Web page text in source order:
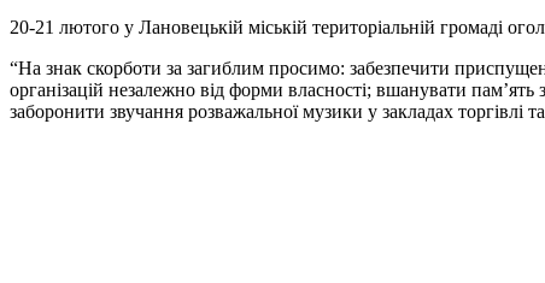
20-21 лютого у Лановецькій міській територіальній громаді
“На знак скорботи за загиблим просимо: забезпечити
організацій незалежно від форми власності; вшанувати
заборонити звучання розважальної музики у закладах торгівлі